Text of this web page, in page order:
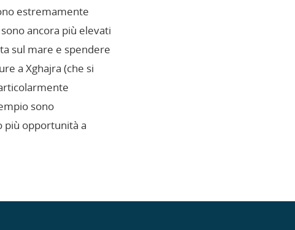
estremamente
ancora più elevati
sul mare e spendere
a Xghajra (che si
sono
più opportunità a